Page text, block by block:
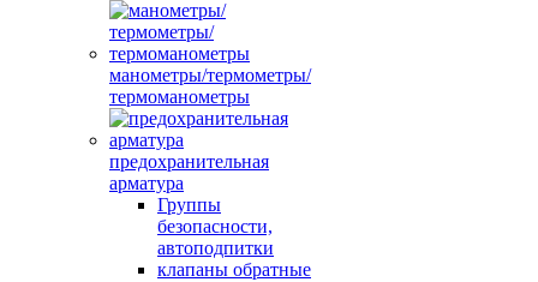
манометры/термометры/
термоманометры
предохранительная
арматура
Группы
безопасности,
автоподпитки
клапаны обратные